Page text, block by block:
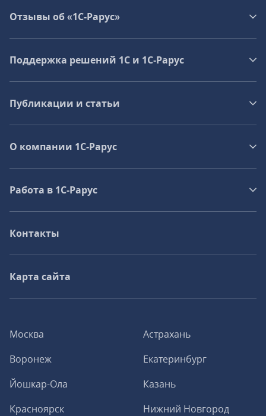
Москва
Астрахань
Воронеж
Екатеринбург
Йошкар-Ола
Казань
Красноярск
Нижний Новгород
Отзывы об «1С-Рарус»
Поддержка решений 1С и 1С‑Рарус
Публикации и статьи
О компании 1C-Рарус
Работа в 1С‑Рарус
Контакты
Карта сайта